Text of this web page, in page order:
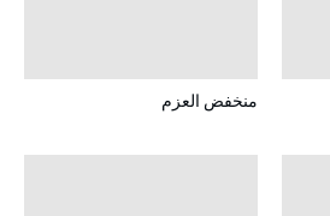
منخفض العزم